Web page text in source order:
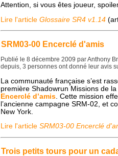
Attention, si vous êtes joueur,
Lire l'article Glossaire SR4 v1.14
SRM03-00 Encerclé d'amis
Publié le 8 décembre 2009 par Anthony
depuis, 3 personnes ont donné leur avis
La communauté française s’est
première Shadowrun Missions de
Encerclé d’amis. Cette mission
l’ancienne campagne SRM-02, et
New York.
Lire l'article SRM03-00 Encerclé
Trois petits tours pour un